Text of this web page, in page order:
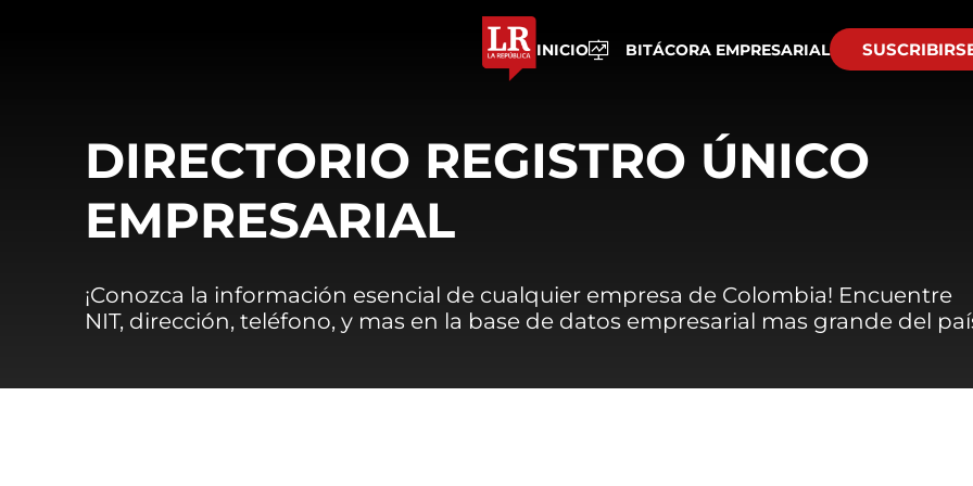
INICIO BITÁCORA EMPRESARIAL
DIRECTORIO REGISTRO ÚNICO
EMPRESARIAL
¡Conozca la información esencial de cualquier empresa de Colombia! Encuentre
NIT, dirección, teléfono, y mas en la base de datos empresarial mas grande del